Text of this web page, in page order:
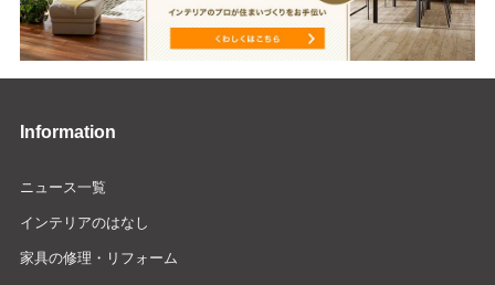
Information
ニュース一覧
インテリアのはなし
家具の修理・リフォーム